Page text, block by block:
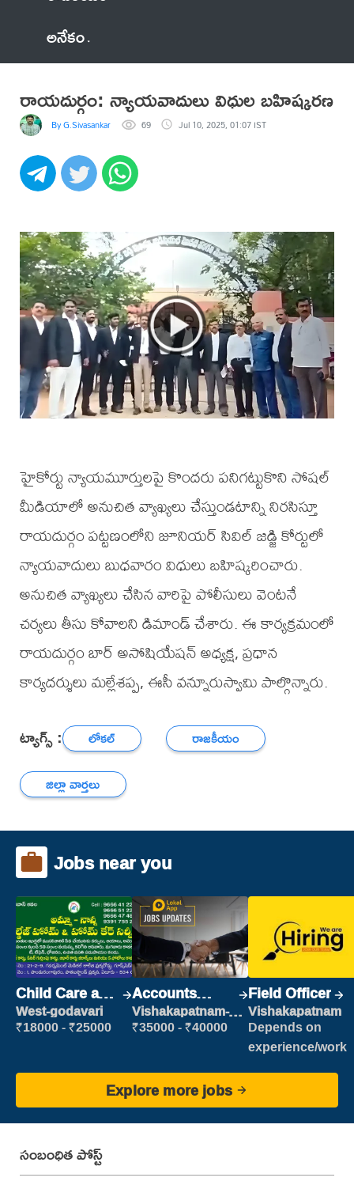
అనేకం
రాయదుర్గం: న్యాయవాదులు విధుల బహిష్కరణ
By G.Sivasankar 69 Jul 10, 2025, 01:07 IST
హైకోర్టు న్యాయమూర్తులపై కొందరు పనిగట్టుకొని సోషల్
మీడియాలో అనుచిత వ్యాఖ్యలు చేస్తుండటాన్ని నిరసిస్తూ
రాయదుర్గం పట్టణంలోని జూనియర్ సివిల్ జడ్జి కోర్టులో
న్యాయవాదులు బుధవారం విధులు బహిష్కరించారు.
అనుచిత వ్యాఖ్యలు చేసిన వారిపై పోలీసులు వెంటనే
చర్యలు తీసు కోవాలని డిమాండ్ చేశారు. ఈ కార్యక్రమంలో
రాయదుర్గం బార్ అసోషియేషన్ అధ్యక్ష, ప్రధాన
కార్యదర్శులు మల్లేశప్ప, ఈసీ వన్నూరుస్వామి పాల్గొన్నారు.
ట్యాగ్స్ : లోకల్
రాజకీయం
జిల్లా వార్తలు
Jobs near you
Child Care and
Patient care
West-godavari
₹18000 - ₹25000
Accounts
Clerk
Vishakapatnam-
new
₹35000 - ₹40000
Field Officer
Vishakapatnam
Depends on
experience/work
Explore more jobs
సంబంధిత పోస్ట్